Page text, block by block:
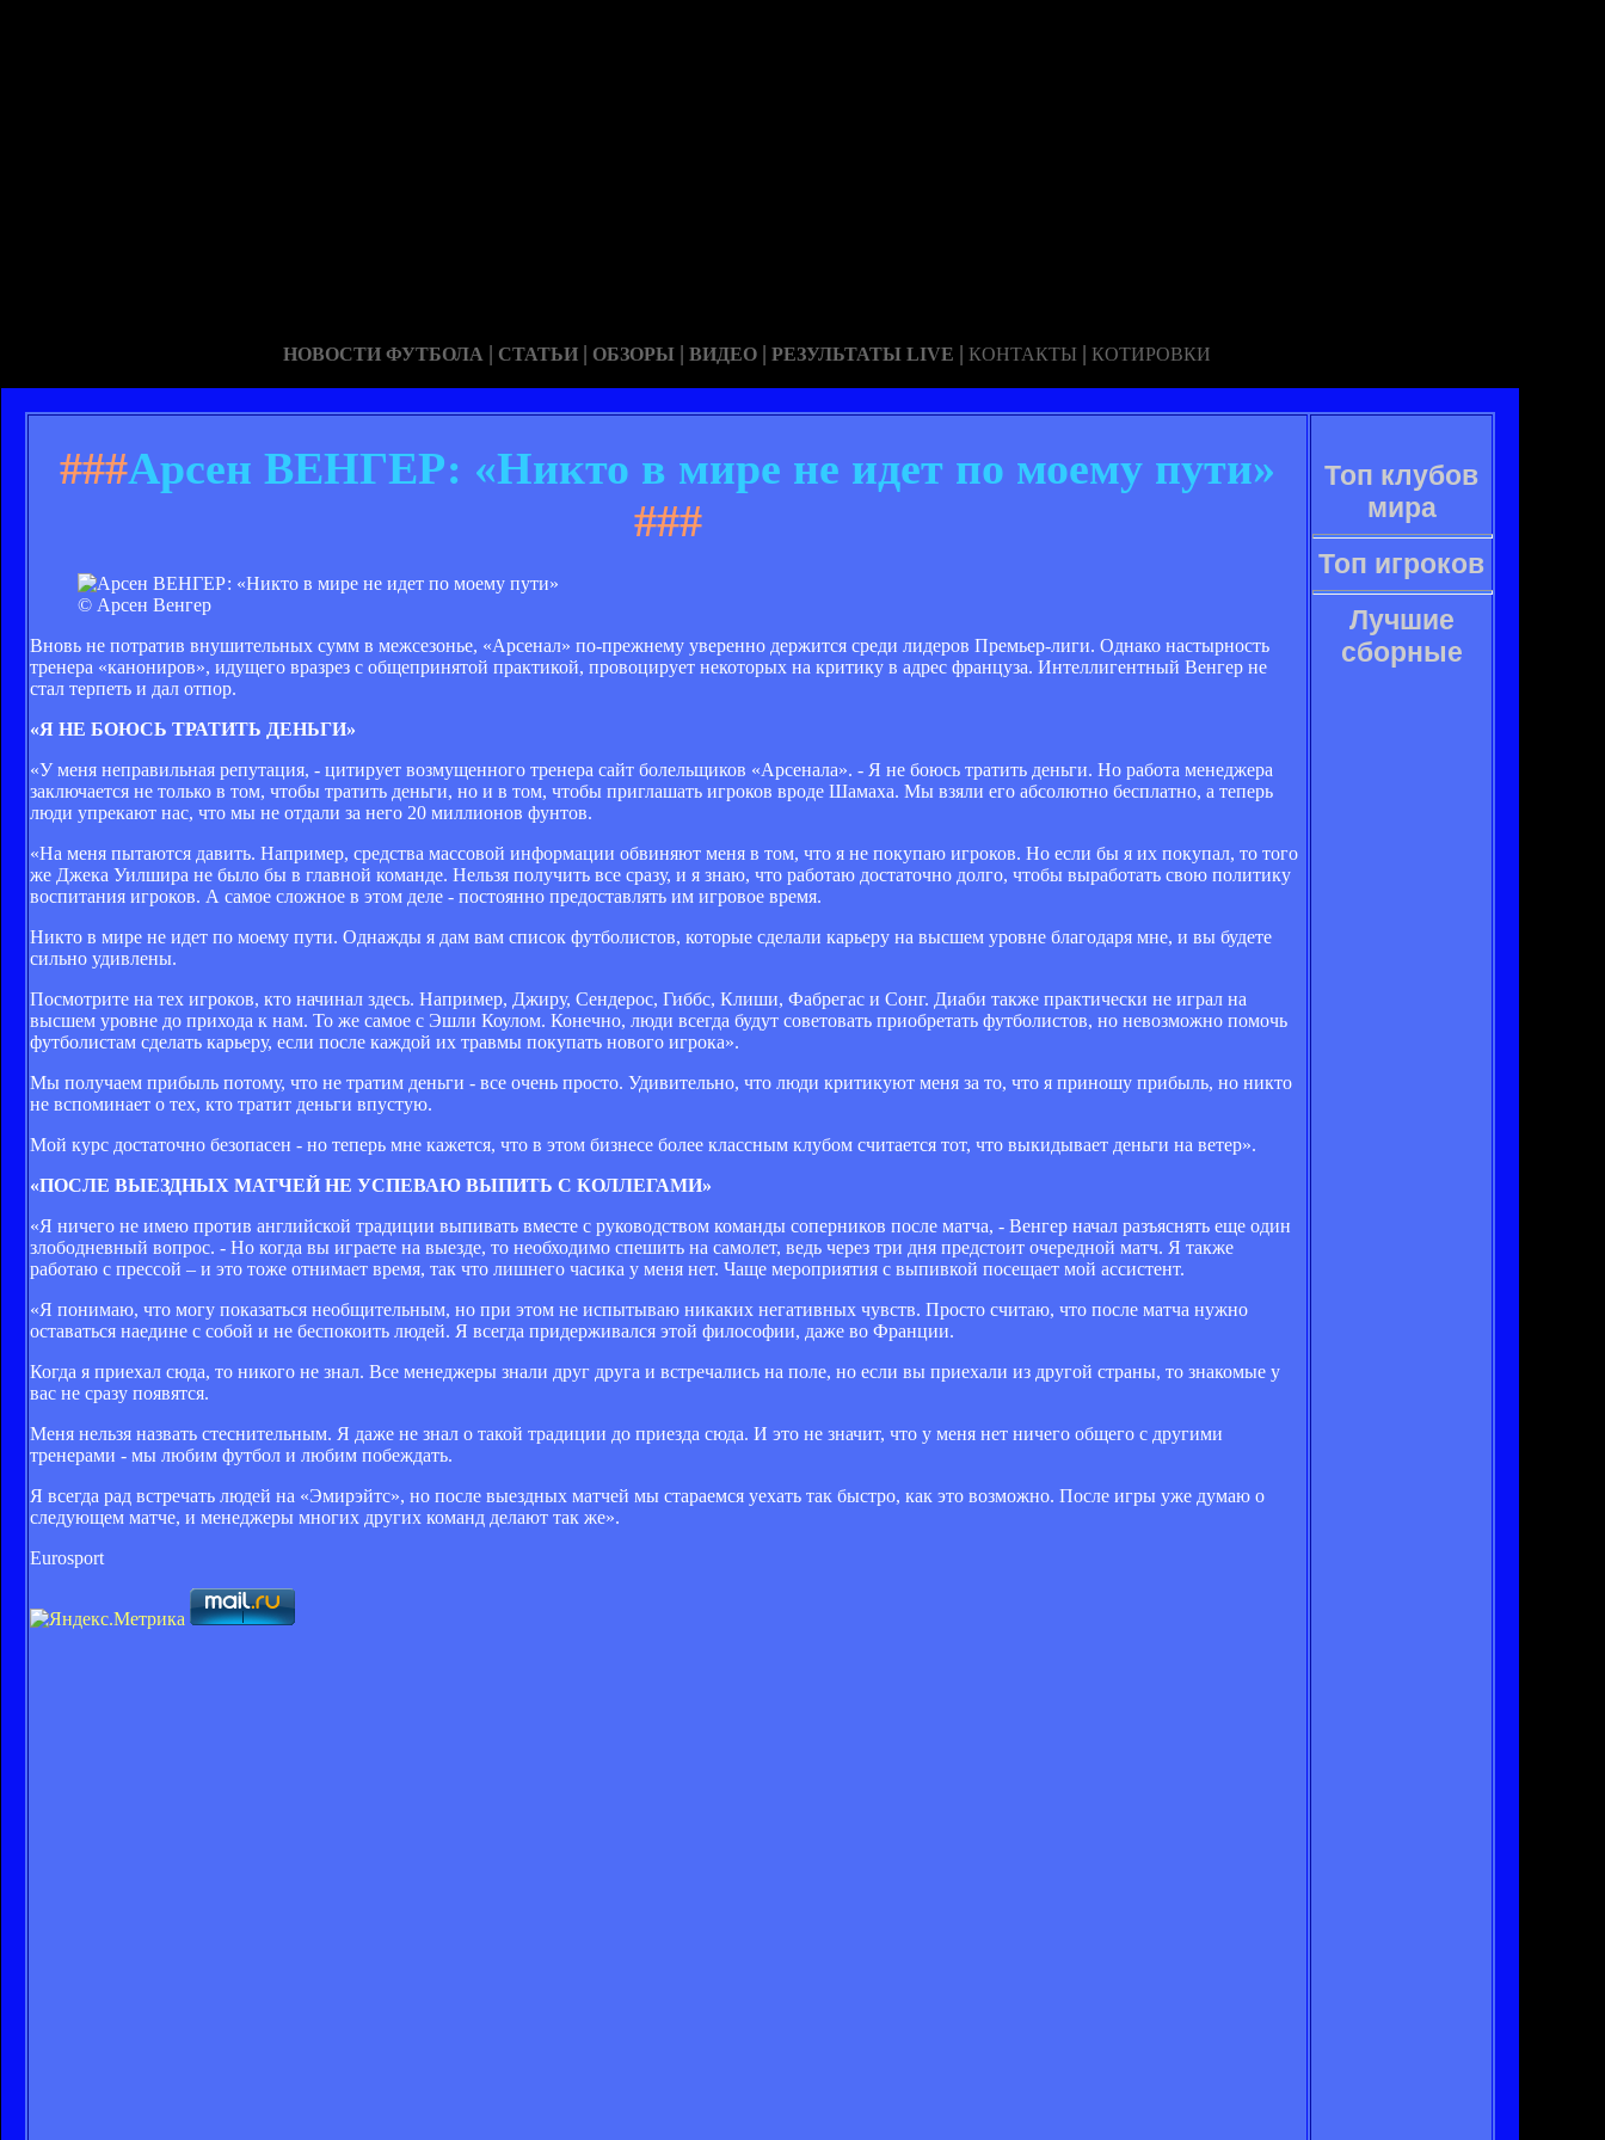
НОВОСТИ ФУТБОЛА | СТАТЬИ | ОБЗОРЫ | ВИДЕО | РЕЗУЛЬТАТЫ LIVE | КОНТАКТЫ | КОТИРОВКИ
###Арсен ВЕНГЕР: «Никто в мире не идет по моему пути»
###
© Арсен Венгер
Вновь не потратив внушительных сумм в межсезонье, «Арсенал» по-прежнему уверенно держится среди лидеров Премьер-лиги. Однако настырность
тренера «канониров», идущего вразрез с общепринятой практикой, провоцирует некоторых на критику в адрес француза. Интеллигентный Венгер не
стал терпеть и дал отпор.
«Я НЕ БОЮСЬ ТРАТИТЬ ДЕНЬГИ»
«У меня неправильная репутация, - цитирует возмущенного тренера сайт болельщиков «Арсенала». - Я не боюсь тратить деньги. Но работа менеджера
заключается не только в том, чтобы тратить деньги, но и в том, чтобы приглашать игроков вроде Шамаха. Мы взяли его абсолютно бесплатно, а теперь
люди упрекают нас, что мы не отдали за него 20 миллионов фунтов.
«На меня пытаются давить. Например, средства массовой информации обвиняют меня в том, что я не покупаю игроков. Но если бы я их покупал, то того
же Джека Уилшира не было бы в главной команде. Нельзя получить все сразу, и я знаю, что работаю достаточно долго, чтобы выработать свою политику
воспитания игроков. А самое сложное в этом деле - постоянно предоставлять им игровое время.
Никто в мире не идет по моему пути. Однажды я дам вам список футболистов, которые сделали карьеру на высшем уровне благодаря мне, и вы будете
сильно удивлены.
Посмотрите на тех игроков, кто начинал здесь. Например, Джиру, Сендерос, Гиббс, Клиши, Фабрегас и Сонг. Диаби также практически не играл на
высшем уровне до прихода к нам. То же самое с Эшли Коулом. Конечно, люди всегда будут советовать приобретать футболистов, но невозможно помочь
футболистам сделать карьеру, если после каждой их травмы покупать нового игрока».
Мы получаем прибыль потому, что не тратим деньги - все очень просто. Удивительно, что люди критикуют меня за то, что я приношу прибыль, но никто
не вспоминает о тех, кто тратит деньги впустую.
Мой курс достаточно безопасен - но теперь мне кажется, что в этом бизнесе более классным клубом считается тот, что выкидывает деньги на ветер».
«ПОСЛЕ ВЫЕЗДНЫХ МАТЧЕЙ НЕ УСПЕВАЮ ВЫПИТЬ С КОЛЛЕГАМИ»
«Я ничего не имею против английской традиции выпивать вместе с руководством команды соперников после матча, - Венгер начал разъяснять еще один
злободневный вопрос. - Но когда вы играете на выезде, то необходимо спешить на самолет, ведь через три дня предстоит очередной матч. Я также
работаю с прессой – и это тоже отнимает время, так что лишнего часика у меня нет. Чаще мероприятия с выпивкой посещает мой ассистент.
«Я понимаю, что могу показаться необщительным, но при этом не испытываю никаких негативных чувств. Просто считаю, что после матча нужно
оставаться наедине с собой и не беспокоить людей. Я всегда придерживался этой философии, даже во Франции.
Когда я приехал сюда, то никого не знал. Все менеджеры знали друг друга и встречались на поле, но если вы приехали из другой страны, то знакомые у
вас не сразу появятся.
Меня нельзя назвать стеснительным. Я даже не знал о такой традиции до приезда сюда. И это не значит, что у меня нет ничего общего с другими
тренерами - мы любим футбол и любим побеждать.
Я всегда рад встречать людей на «Эмирэйтс», но после выездных матчей мы стараемся уехать так быстро, как это возможно. После игры уже думаю о
следующем матче, и менеджеры многих других команд делают так же».
Eurosport
Топ клубов
мира
Топ игроков
Лучшие
сборные